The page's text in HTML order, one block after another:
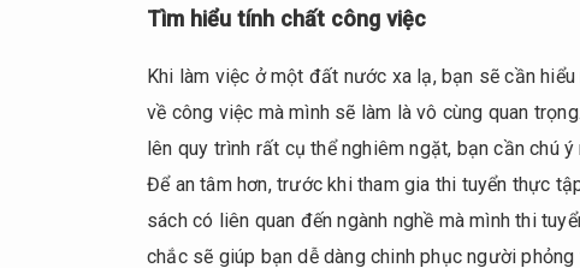
Tìm hiểu tính chất công việc
Khi làm việc ở một đất nước xa lạ, bạn sẽ cần
về công việc mà mình sẽ làm là vô cùng quan
lên quy trình rất cụ thể nghiêm ngặt, bạn cần chú
Để an tâm hơn, trước khi tham gia thi tuyển thực
sách có liên quan đến ngành nghề mà mình thi
chắc sẽ giúp bạn dễ dàng chinh phục người phỏng